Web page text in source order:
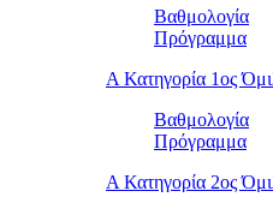
Βαθμολογία
Πρόγραμμα
Α Κατηγορία 1ος
Βαθμολογία
Πρόγραμμα
Α Κατηγορία 2ος